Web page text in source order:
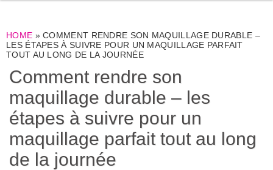
HOME »COMMENT RENDRE SON MAQUILLAGE DURABLE –
LES ÉTAPES À SUIVRE POUR UN MAQUILLAGE PARFAIT
TOUT AU LONG DE LA JOURNÉE
Comment rendre son
maquillage durable – les
étapes à suivre pour un
maquillage parfait tout au long
de la journée